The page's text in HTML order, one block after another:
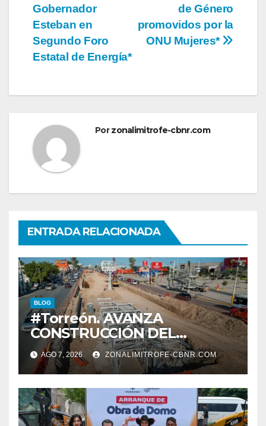
de Género
promovidos por la
ONU Mujeres*
Gobernador
Esteban en
Segundo Foro
Estatal de Energía*
Porzonalimitrofe-cbnr.com
ENTRADA RELACIONADA
BLOG
#Torreón. AVANZA
CONSTRUCCIÓN DEL
SISTEMA VIAL ORIENTE,
SOBRE BULEVAR
REVOLUCIÓN
AGO 7, 2026 ZONALIMITROFE-CBNR.COM